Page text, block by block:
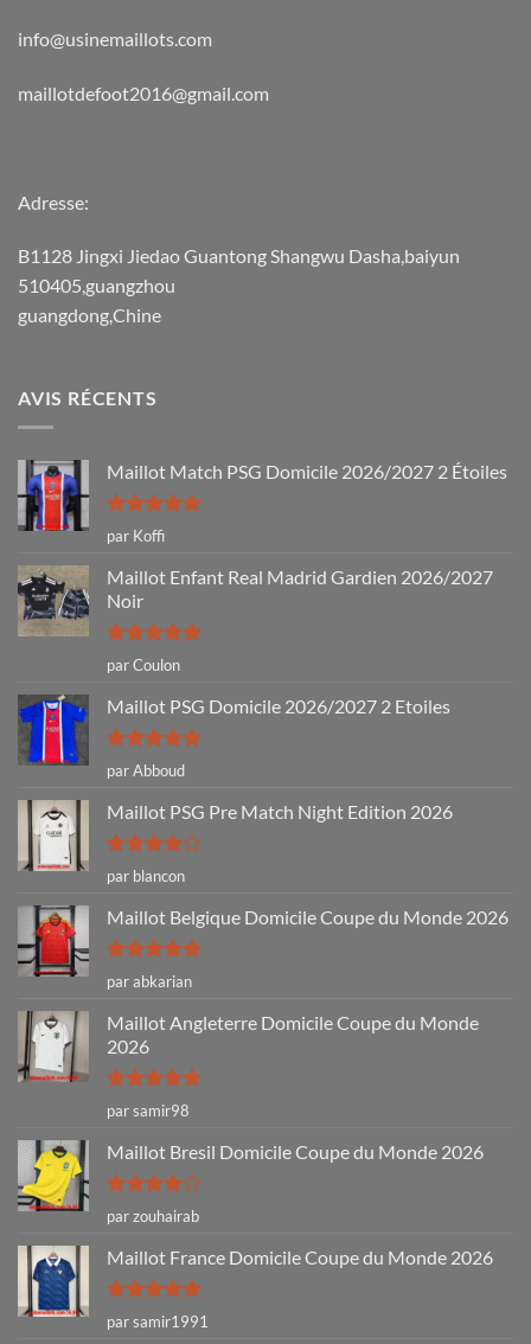
info@usinemaillots.com
maillotdefoot2016@gmail.com
Adresse:
B1128 Jingxi Jiedao Guantong Shangwu Dasha,baiyun
510405,guangzhou
guangdong,Chine
AVIS RÉCENTS
Maillot Match PSG Domicile 2026/2027 2 Étoiles
Note5sur
5
par Koffi
Maillot Enfant Real Madrid Gardien 2026/2027
Noir
Note5sur
5
par Coulon
Maillot PSG Domicile 2026/2027 2 Etoiles
Note5sur
5
par Abboud
Maillot PSG Pre Match Night Edition 2026
Note4
sur 5
par blancon
Maillot Belgique Domicile Coupe du Monde 2026
Note5sur
5
par abkarian
Maillot Angleterre Domicile Coupe du Monde
2026
Note5sur
5
par samir98
Maillot Bresil Domicile Coupe du Monde 2026
Note4
sur 5
par zouhairab
Maillot France Domicile Coupe du Monde 2026
Note5sur
5
par samir1991